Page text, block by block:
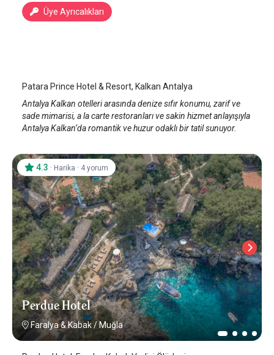
Üye Ayrıcalıkları
Patara Prince Hotel & Resort, Kalkan Antalya
Antalya Kalkan otelleri arasında denize sıfır konumu, zarif ve
sade mimarisi, a la carte restoranları ve sakin hizmet anlayışıyla
Antalya Kalkan’da romantik ve huzur odaklı bir tatil sunuyor.
Perdue Hotel
Faralya & Kabak/ Muğla
4.3 · Harika · 4 yorum